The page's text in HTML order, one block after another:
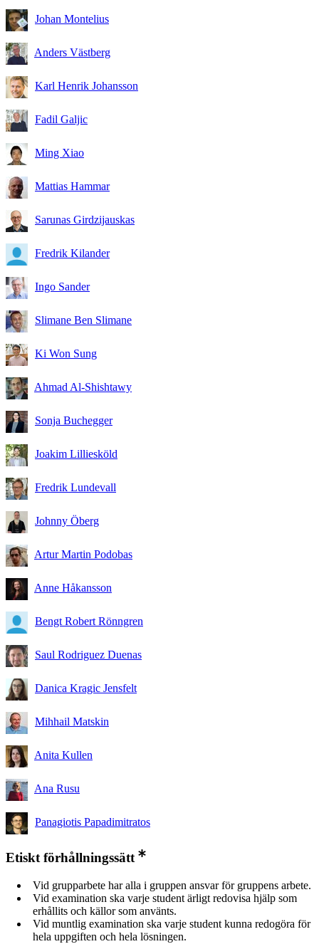
Johan Montelius
Anders Västberg
Karl Henrik Johansson
Fadil Galjic
Ming Xiao
Mattias Hammar
Sarunas Girdzijauskas
Fredrik Kilander
Ingo Sander
Slimane Ben Slimane
Ki Won Sung
Ahmad Al-Shishtawy
Sonja Buchegger
Joakim Lilliesköld
Fredrik Lundevall
Johnny Öberg
Artur Martin Podobas
Anne Håkansson
Bengt Robert Rönngren
Saul Rodriguez Duenas
Danica Kragic Jensfelt
Mihhail Matskin
Anita Kullen
Ana Rusu
Panagiotis Papadimitratos
Etiskt förhållningssätt
Vid grupparbete har alla i gruppen ansvar för gruppens arbete.
Vid examination ska varje student ärligt redovisa hjälp som
erhållits och källor som använts.
Vid muntlig examination ska varje student kunna redogöra för
hela uppgiften och hela lösningen.